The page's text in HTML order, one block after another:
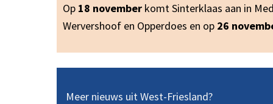
Op 18 november komt Sinterklaas aan in
Wervershoof en Opperdoes en op 26
Meer nieuws uit West-Friesland?